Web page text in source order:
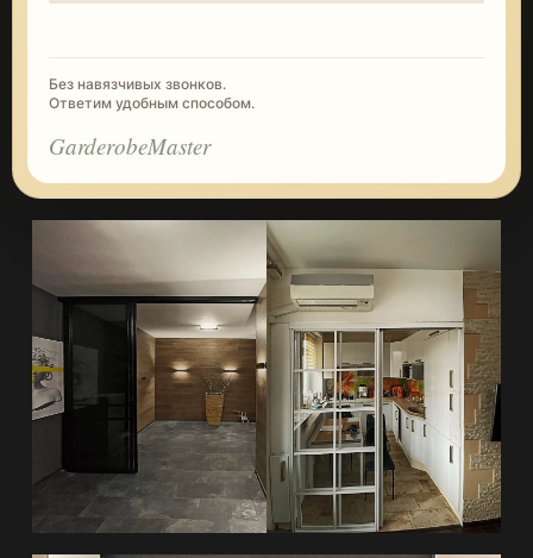
Без навязчивых звонков.
Ответим удобным способом.
GarderobeMaster